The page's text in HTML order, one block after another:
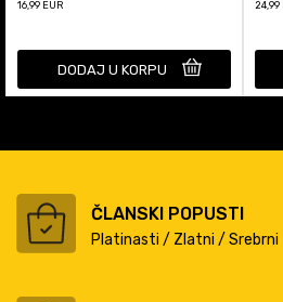
16,99 EUR
DODAJ U KORPU
24,99
ČLANSKI POPUSTI
Platinasti / Zlatni / Srebrni